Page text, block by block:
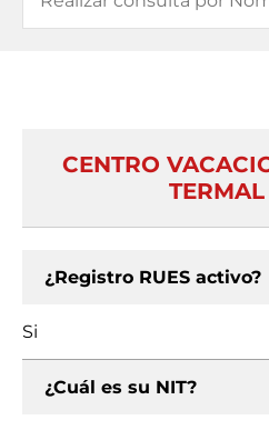
CENTRO
¿Registro RUES activo?
Si
¿Cuál es su NIT?